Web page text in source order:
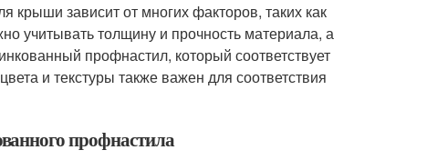
крыши зависит от многих факторов, таких как
учитывать толщину и прочность материала, а
профнастил, который соответствует
и текстуры также важен для соответствия
профнастила